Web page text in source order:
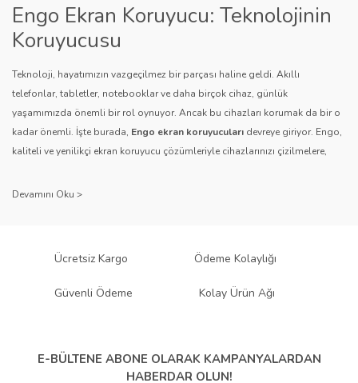
Bu ürüne benzer farklı alternatifler olmalı.
Gönder
Engo Ekran Koruyucu: Teknolojinin
Koruyucusu
Teknoloji, hayatımızın vazgeçilmez bir parçası haline geldi. Akıllı
telefonlar, tabletler, notebooklar ve daha birçok cihaz, günlük
yaşamımızda önemli bir rol oynuyor. Ancak bu cihazları korumak da bir o
kadar önemli. İşte burada, Engo ekran koruyucuları devreye giriyor. Engo,
kaliteli ve yenilikçi ekran koruyucu çözümleriyle cihazlarınızı çizilmelere,
sağlıyor.
Engo ekran koruyucuları
, uzun yıllara dayanan tecrübesi ve teknolojiye
ürününü titiz bir kalite kontrol sürecinden geçirir. Kullanıcı dostu tasarımı
Çeşitlilik ve Uyum: Engo Ekran
Ücretsiz Kargo Ödeme Kolaylığı
Güvenli Ödeme Kolay Ürün Ağı
E-BÜLTENE ABONE OLARAK KAMPANYALARDAN
HABERDAR OLUN!